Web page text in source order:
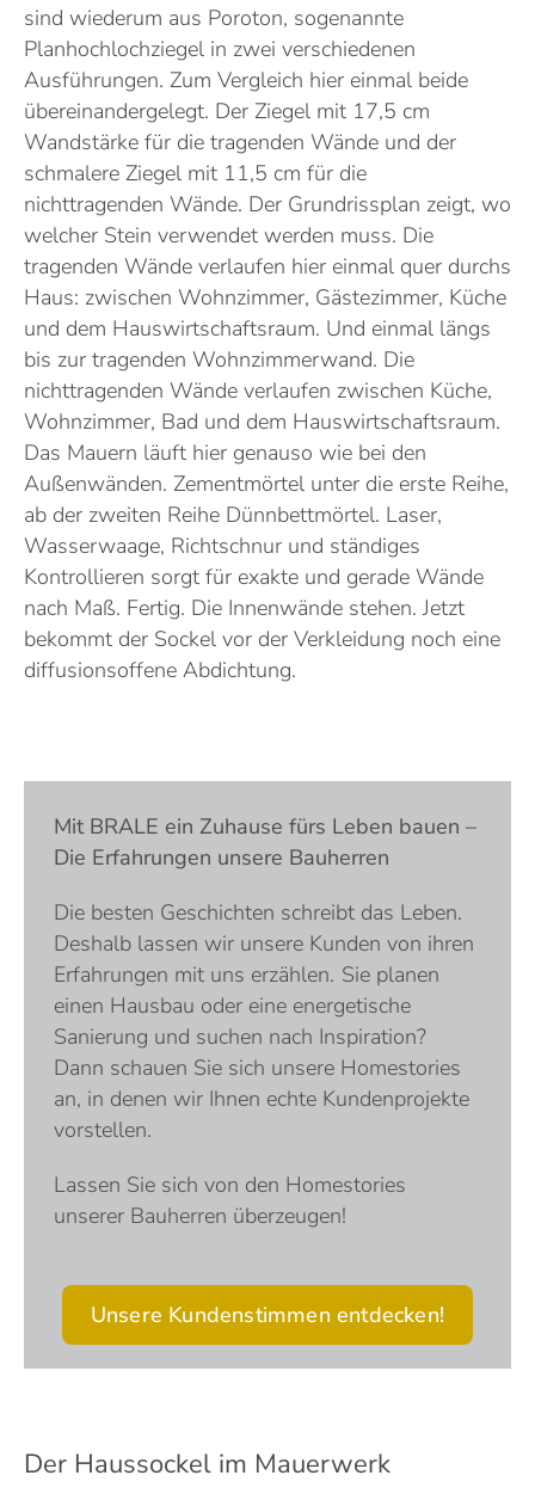
sind wiederum aus Poroton, sogenannte
Planhochlochziegel in zwei verschiedenen
Ausführungen. Zum Vergleich hier einmal beide
übereinandergelegt. Der Ziegel mit 17,5 cm
Wandstärke für die tragenden Wände und der
schmalere Ziegel mit 11,5 cm für die
nichttragenden Wände. Der Grundrissplan zeigt, wo
welcher Stein verwendet werden muss. Die
tragenden Wände verlaufen hier einmal quer durchs
Haus: zwischen Wohnzimmer, Gästezimmer, Küche
und dem Hauswirtschaftsraum. Und einmal längs
bis zur tragenden Wohnzimmerwand. Die
nichttragenden Wände verlaufen zwischen Küche,
Wohnzimmer, Bad und dem Hauswirtschaftsraum.
Das Mauern läuft hier genauso wie bei den
Außenwänden. Zementmörtel unter die erste Reihe,
ab der zweiten Reihe Dünnbettmörtel. Laser,
Wasserwaage, Richtschnur und ständiges
Kontrollieren sorgt für exakte und gerade Wände
nach Maß. Fertig. Die Innenwände stehen. Jetzt
bekommt der Sockel vor der Verkleidung noch eine
diffusionsoffene Abdichtung.
Mit BRALE ein Zuhause fürs Leben bauen –
Die Erfahrungen unsere Bauherren
Die besten Geschichten schreibt das Leben.
Deshalb lassen wir unsere Kunden von ihren
Erfahrungen mit uns erzählen. Sie planen
einen Hausbau oder eine energetische
Sanierung und suchen nach Inspiration?
Dann schauen Sie sich unsere Homestories
an, in denen wir Ihnen echte Kundenprojekte
vorstellen.
Lassen Sie sich von den Homestories
unserer Bauherren überzeugen!
Unsere Kundenstimmen entdecken!
Der Haussockel im Mauerwerk